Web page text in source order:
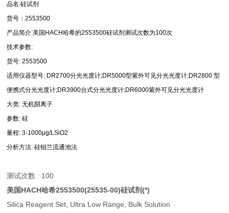
品名:硅试剂
货号：2553500
产品简介:美国HACH哈希的2553500硅试剂测试次数为100次
技术参数:
货号: 2553500
适用仪器型号: DR2700分光光度计;DR5000型紫外可见分光光度计;DR2800 型
便携式分光光度计;DR3900台式分光光度计;DR6000紫外可见分光光度计
大类: 无机阴离子
参数: 硅
量程: 3-1000μg/LSiO2
分析方法: 硅钼兰流通池法
测试次数 : 100
美国HACH哈希2553500(25535-00)硅试剂(*)
Silica Reagent Set, Ultra Low Range, Bulk Solution